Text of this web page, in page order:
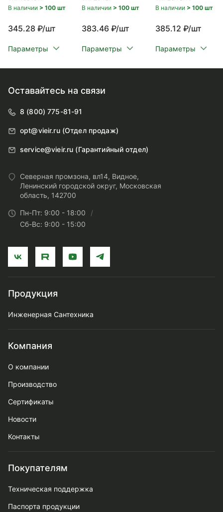
В наличии > 100 шт
345.28 ₽/шт
Параметры
В наличии > 100 шт
383.46 ₽/шт
Параметры
В наличии > 100 шт
385.12 ₽/шт
Параметры
Оставайтесь на связи
8 (800) 775-81-91
opt@vieir.ru (Отдел продаж)
service@vieir.ru (Гарантийный отдел)
Северная промзона, вл14, Видное,
Ленинский городской округ, Московская
область, 142700
Пн-Пт: 9:00 - 18:00
Сб-Вс: 9:00 - 15:00
Продукция
Инженерная Сантехника
Компания
О компании
Производство
Сертификаты
Новости
Контакты
Покупателям
Техническая поддержка
Паспорта продукции